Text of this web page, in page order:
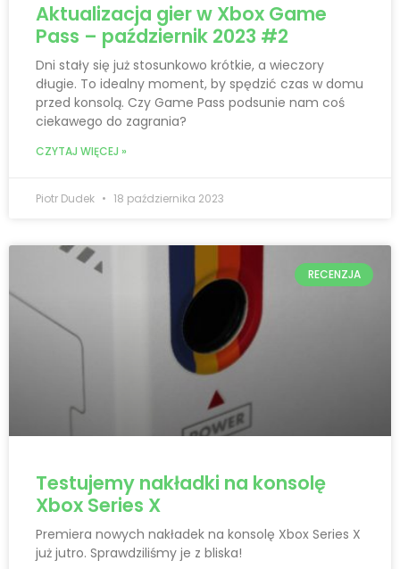
Aktualizacja gier w Xbox Game
Pass – październik 2023 #2
Dni stały się już stosunkowo krótkie, a wieczory
długie. To idealny moment, by spędzić czas w domu
przed konsolą. Czy Game Pass podsunie nam coś
ciekawego do zagrania?
CZYTAJ WIĘCEJ »
Piotr Dudek 18 października 2023
RECENZJA
Testujemy nakładki na konsolę
Xbox Series X
Premiera nowych nakładek na konsolę Xbox Series X
już jutro. Sprawdziliśmy je z bliska!